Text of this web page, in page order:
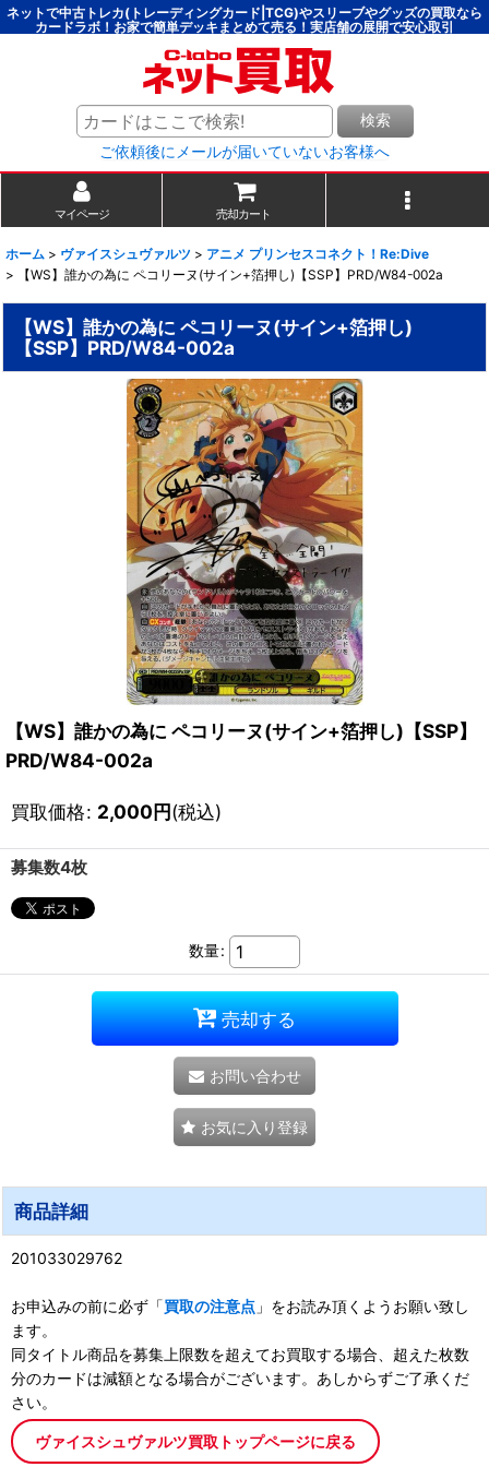
ネットで中古トレカ(トレーディングカード|TCG)やスリーブやグッズの買取なら
カードラボ！お家で簡単デッキまとめて売る！実店舗の展開で安心取引
検索
ご依頼後にメールが届いていないお客様へ
マイページ 売却カート
ホーム > ヴァイスシュヴァルツ > アニメ プリンセスコネクト！Re:Dive
>
【WS】誰かの為に ペコリーヌ(サイン+箔押し)【SSP】PRD/W84-002a
【WS】誰かの為に ペコリーヌ(サイン+箔押し)
【SSP】PRD/W84-002a
【WS】誰かの為に ペコリーヌ(サイン+箔押し)【SSP】
PRD/W84-002a
買取価格: 2,000円(税込)
募集数4枚
数量:
売却する
お問い合わせ
お気に入り登録
商品詳細
201033029762
お申込みの前に必ず「買取の注意点 」をお読み頂くようお願い致し
ます。
同タイトル商品を募集上限数を超えてお買取する場合、超えた枚数
分のカードは減額となる場合がございます。あしからずご了承くだ
さい。
ヴァイスシュヴァルツ買取トップページに戻る